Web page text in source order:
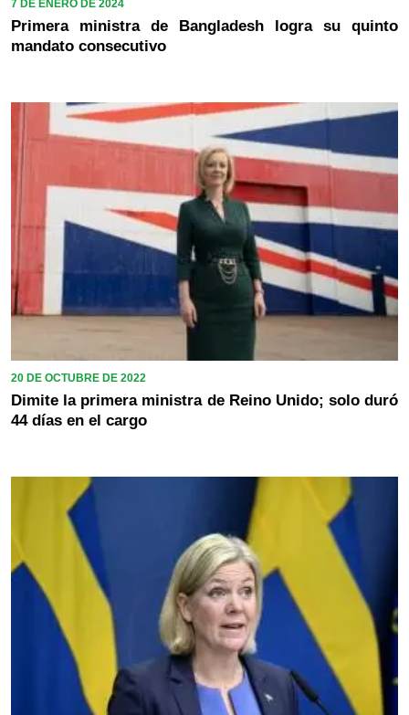
7 DE ENERO DE 2024
Primera ministra de Bangladesh logra su quinto
mandato consecutivo
20 DE OCTUBRE DE 2022
Dimite la primera ministra de Reino Unido; solo duró
44 días en el cargo